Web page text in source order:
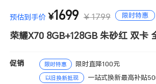
预估到手价 ¥1699 ¥ 1799 限时特惠
荣耀X70 8GB+128GB 朱砂红 双卡
促销 限时特惠 限时直降100元
以旧换新抵现 一站式换新最高补贴